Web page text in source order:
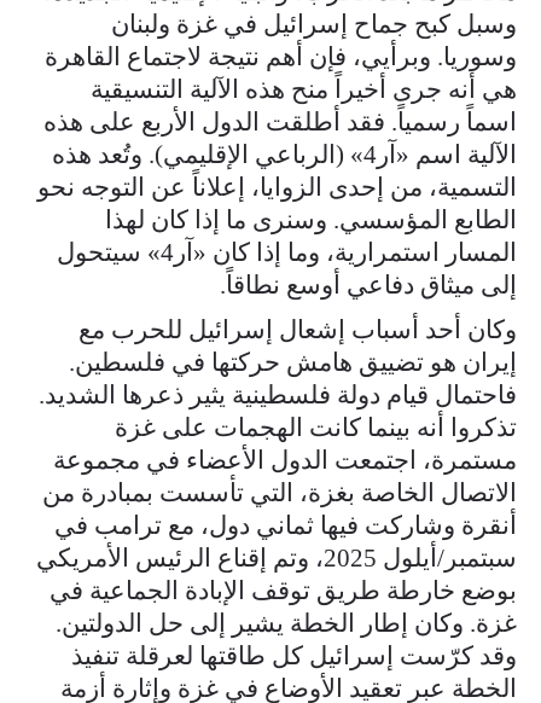
وسبل كبح جماح إسرائيل في غزة ولبنان
وسوريا. وبرأيي، فإن أهم نتيجة لاجتماع القاهرة
هي أنه جرى أخيراً منح هذه الآلية التنسيقية
اسماً رسمياً. فقد أطلقت الدول الأربع على هذه
الآلية اسم «آر4» (الرباعي الإقليمي). وتُعد هذه
التسمية، من إحدى الزوايا، إعلاناً عن التوجه نحو
الطابع المؤسسي. وسنرى ما إذا كان لهذا
المسار استمرارية، وما إذا كان «آر4» سيتحول
إلى ميثاق دفاعي أوسع نطاقاً.
وكان أحد أسباب إشعال إسرائيل للحرب مع
إيران هو تضييق هامش حركتها في فلسطين.
فاحتمال قيام دولة فلسطينية يثير ذعرها الشديد.
تذكروا أنه بينما كانت الهجمات على غزة
مستمرة، اجتمعت الدول الأعضاء في مجموعة
الاتصال الخاصة بغزة، التي تأسست بمبادرة من
أنقرة وشاركت فيها ثماني دول، مع ترامب في
سبتمبر/أيلول 2025، وتم إقناع الرئيس الأمريكي
بوضع خارطة طريق توقف الإبادة الجماعية في
غزة. وكان إطار الخطة يشير إلى حل الدولتين.
وقد كرّست إسرائيل كل طاقتها لعرقلة تنفيذ
الخطة عبر تعقيد الأوضاع في غزة وإثارة أزمة